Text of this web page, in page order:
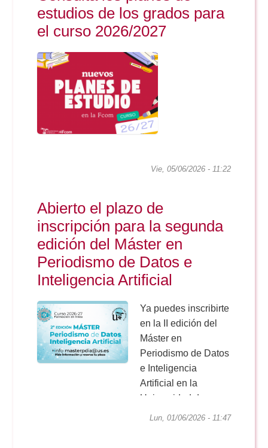
Comunicación Audiovisual
#YoPractico
Boletines
estudios de los grados para
el curso 2026/2027
Vie, 05/06/2026 - 11:22
Abierto el plazo de
inscripción para la segunda
edición del Máster en
Periodismo de Datos e
Inteligencia Artificial
Ya puedes inscribirte
en la II edición del
Máster en
Periodismo de Datos
e Inteligencia
Artificial en la
Universidad de
Sevilla.
Lun, 01/06/2026 - 11:47